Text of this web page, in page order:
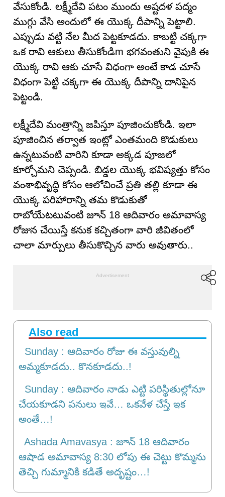
వేసుకోండి. లక్ష్మీదేవి పటం ముందు అష్టదళ పద్మం
ముగ్గు వేసి అందులో ఈ యొక్క దీపాన్ని పెట్టాలి.
ఎప్పుడు వట్టి నేల మీద పెట్టకూడదు. కాబట్టి చక్కగా
ఒక రావి ఆకులు తీసుకోండిm భగవంతుని వైపుకి ఈ
యొక్క రావి ఆకు చూసే విధంగా అంటే కాడ చూసే
విధంగా పెట్టి చక్కగా ఈ యొక్క దీపాన్ని దానిపైన
పెట్టండి.
లక్ష్మీదేవి మంత్రాన్ని జపిస్తూ పూజించుకోండి. ఇలా
పూజించిన తర్వాత ఇంట్లో ఎంతమంది కొడుకులు
ఉన్నటువంటి వారిని కూడా అక్కడ పూజలో
కూర్చోమని చెప్పండి. బిడ్డల యొక్క భవిష్యత్తు కోసం
వంశాభివృద్ధి కోసం ఆలోచించే ప్రతి తల్లి కూడా ఈ
యొక్క పరిహారాన్ని తమ కొడుకుతో
రాబోయేటటువంటి జూన్ 18 ఆదివారం అమావాస్య
రోజున చేయిస్తే కనుక కచ్చితంగా వారి జీవితంలో
చాలా మార్పులు తీసుకొచ్చిన వారు అవుతారు..
Also read
Sunday : ఆదివారం రోజు ఈ వస్తువుల్ని
అమ్మకూడదు.. కొనకూడదు..!
Sunday : ఆదివారం నాడు ఎట్టి పరిస్థితుల్లోనూ
చేయకూడని పనులు ఇవే… ఒకవేళ చేస్తే ఇక
అంతే…!
Ashada Amavasya : జూన్ 18 ఆదివారం
ఆషాడ అమావాస్య 8:30 లోపు ఈ చెట్టు కొమ్మను
తెచ్చి గుమ్మానికి కడితే అదృష్టం…!